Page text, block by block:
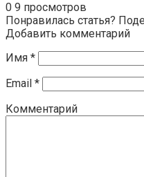
0 9 просмотров
Понравилась статья?
Добавить комментарий
Имя *
Email *
Комментарий